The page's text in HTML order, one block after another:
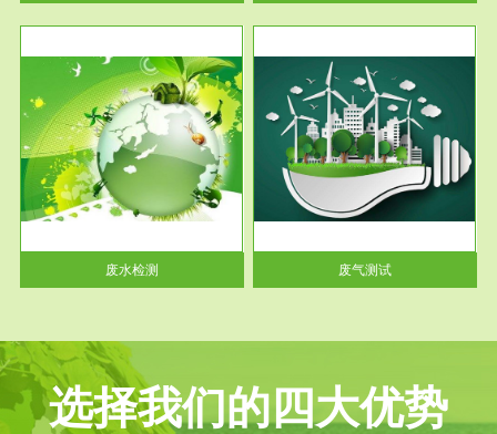
废水检测
服务范围
废气测试
检测范围工业废气检测包括有机
废气和无机废气。有机废气主要
包括...
废气测试
选择我们的四大优势